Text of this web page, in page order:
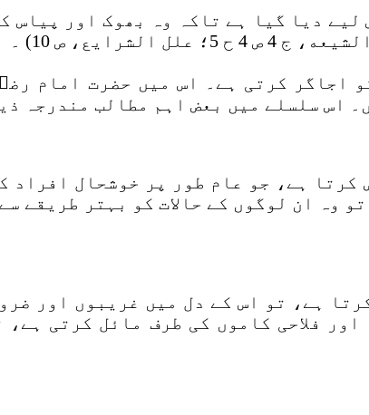
دیا گیا ہے تاکہ وہ بھوک اور پیاس
ص 10) ۔
اجاگر کرتی ہے۔ اس میں حضرت امام
اس سلسلے میں بعض اہم مطالب مندرجہ
ہے، جو عام طور پر خوشحال افراد
وہ ان لوگوں کے حالات کو بہتر طریقے
ہے، تو اس کے دل میں غریبوں اور
فلاحی کاموں کی طرف مائل کرتی ہے،